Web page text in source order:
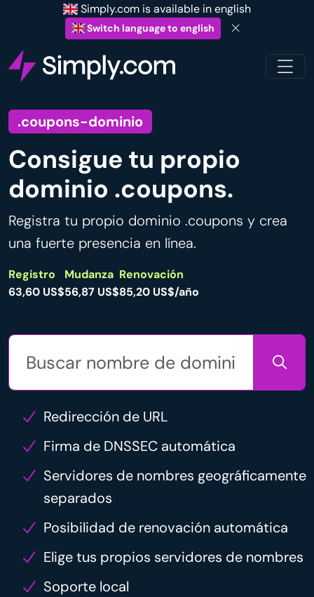
Simply.com is available in english
Switch language to english
.coupons-dominio
Consigue tu propio
dominio .coupons.
Registra tu propio dominio .coupons y crea
una fuerte presencia en línea.
Registro
63,60 US$
Mudanza
56,87 US$
Renovación
85,20 US$/año
Redirección de URL
Firma de DNSSEC automática
Servidores de nombres geográficamente
separados
Posibilidad de renovación automática
Elige tus propios servidores de nombres
Soporte local